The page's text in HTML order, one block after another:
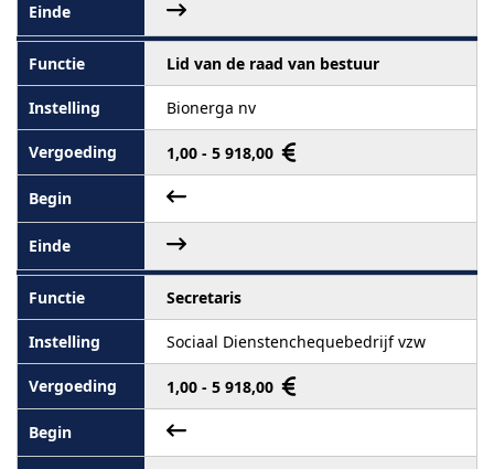
Lid van de raad van bestuur
Bionerga nv
1,00 - 5 918,00
Secretaris
Sociaal Dienstenchequebedrijf vzw
1,00 - 5 918,00